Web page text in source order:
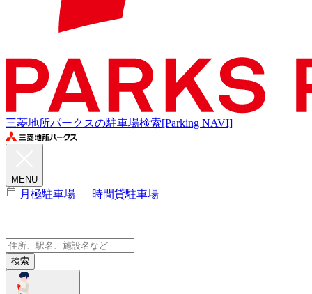
三菱地所パークスの駐車場検索[Parking NAVI]
MENU
月極駐車場 時間貸駐車場
検索